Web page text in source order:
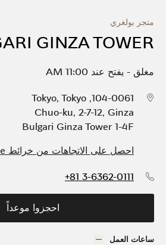
متجر بولغري
GINZA TOWER
مغلق - يفتح عند 11:00 AM
104-0061
,
Tokyo, Tokyo
Chuo-ku, 2-7-12, Ginza
Bulgari Ginza Tower 1-4F
احصل على الاتجاهات من خرائط Google
+81 3-6362-0111
احجزوا موعداً
ساعات العمل